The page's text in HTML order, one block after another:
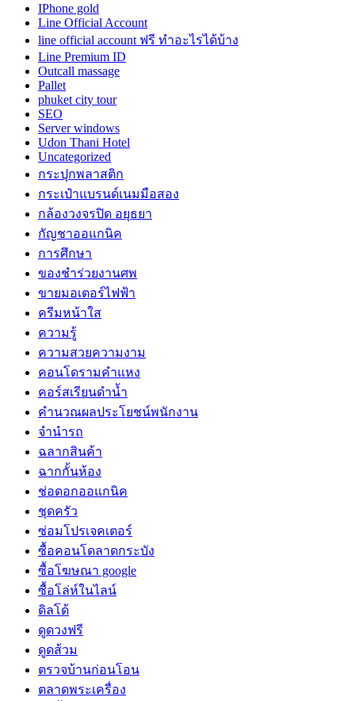
IPhone gold
Line Official Account
line official account ฟรี ทําอะไรได้บ้าง
Line Premium ID
Outcall massage
Pallet
phuket city tour
SEO
Server windows
Udon Thani Hotel
Uncategorized
กระปุกพลาสติก
กระเป๋าแบรนด์เนมมือสอง
กล้องวงจรปิด อยุธยา
กัญชาออแกนิค
การศึกษา
ของชำร่วยงานศพ
ขายมอเตอร์ไฟฟ้า
ครีมหน้าใส
ความรู้
ความสวยความงาม
คอนโดรามคำแหง
คอร์สเรียนดำน้ำ
คำนวณผลประโยชน์พนักงาน
จำนำรถ
ฉลากสินค้า
ฉากกั้นห้อง
ช่อดอกออแกนิค
ชุดครัว
ซ่อมโปรเจคเตอร์
ซื้อคอนโดลาดกระบัง
ซื้อโฆษณา google
ซื้อโล่ห์ในไลน์
ดิลโด้
ดูดวงฟรี
ดูดส้วม
ตรวจบ้านก่อนโอน
ตลาดพระเครื่อง